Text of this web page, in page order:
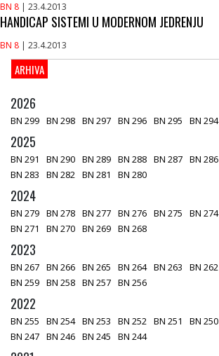
BN 8 | 23.4.2013
HANDICAP SISTEMI U MODERNOM JEDRENJU
BN 8 | 23.4.2013
ARHIVA
2026
BN 299 BN 298 BN 297 BN 296 BN 295 BN 294
2025
BN 291 BN 290 BN 289 BN 288 BN 287 BN 286
BN 283
BN 282 BN 281 BN 280
2024
BN 279 BN 278 BN 277 BN 276 BN 275 BN 274
BN 271
BN 270 BN 269 BN 268
2023
BN 267 BN 266 BN 265 BN 264 BN 263 BN 262
BN 259 BN 258 BN 257 BN 256
2022
BN 255 BN 254 BN 253 BN 252 BN 251 BN 250
BN 247 BN 246 BN 245 BN 244